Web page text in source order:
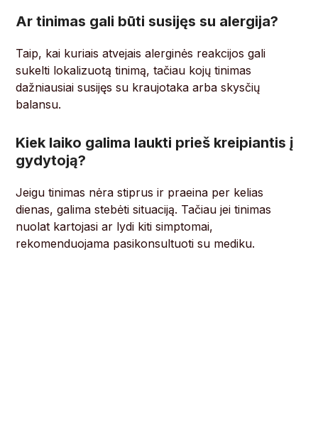
Ar tinimas gali būti susijęs su alergija?
Taip, kai kuriais atvejais alerginės reakcijos gali
sukelti lokalizuotą tinimą, tačiau kojų tinimas
dažniausiai susijęs su kraujotaka arba skysčių
balansu.
Kiek laiko galima laukti prieš kreipiantis į
gydytoją?
Jeigu tinimas nėra stiprus ir praeina per kelias
dienas, galima stebėti situaciją. Tačiau jei tinimas
nuolat kartojasi ar lydi kiti simptomai,
rekomenduojama pasikonsultuoti su mediku.